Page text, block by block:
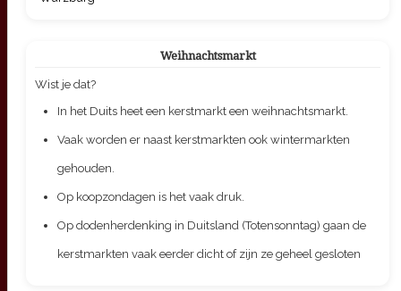
Weihnachtsmarkt
Wist je dat?
In het Duits heet een kerstmarkt een weihnachtsmarkt.
Vaak worden er naast kerstmarkten ook wintermarkten
gehouden.
Op koopzondagen is het vaak druk.
Op dodenherdenking in Duitsland (Totensonntag) gaan de
kerstmarkten vaak eerder dicht of zijn ze geheel gesloten